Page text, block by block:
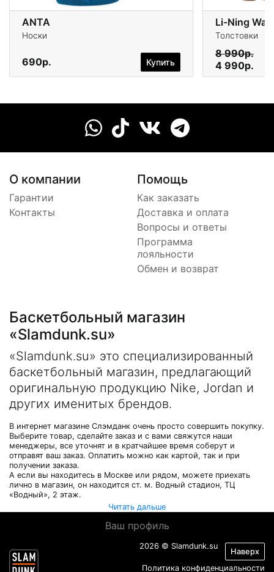
ANTA
Носки
690р. Купить
Li-Ning
Толстовки
8 990р.
4 990р.
О компании
Гарантии
Контакты
Помощь
Как заказать
Доставка и оплата
Вопросы и ответы
Программа
лояльности
Обмен и возврат
Баскетбольный магазин
«Slamdunk.su»
«Slamdunk.su» это специализированный
баскетбольный магазин, предлагающий
оригинальную продукцию Nike, Jordan и
других именитых брендов.
В интернет магазине Слэмданк очень просто совершить покупку.
Выберите товар, сделайте заказ и с вами свяжутся наши
менеджеры, все уточнят и в кратчайшее время соберут и
отправят ваш заказ. Оплатить можно как картой, так и при
получении заказа.
А если вы находитесь в Москве или рядом, можете приехать
лично в магазин, он находится ст. м. Водный стадион, ТЦ
«Водный», 2 этаж.
Читать дальше
Ваш профиль
Наверх
Политика конфиденциальности
2026 © Slamdunk.su